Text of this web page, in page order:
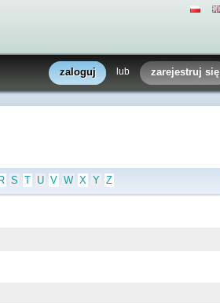
zaloguj lub zarejestruj się
R S T U V W X Y Z